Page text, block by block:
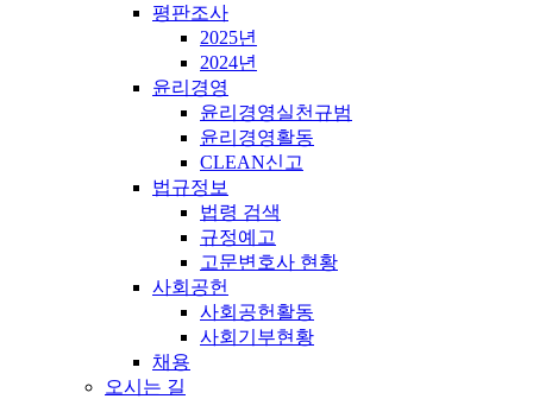
평판조사
2025년
2024년
윤리경영
윤리경영실천규범
윤리경영활동
CLEAN신고
법규정보
법령 검색
규정예고
고문변호사 현황
사회공헌
사회공헌활동
사회기부현황
채용
오시는 길